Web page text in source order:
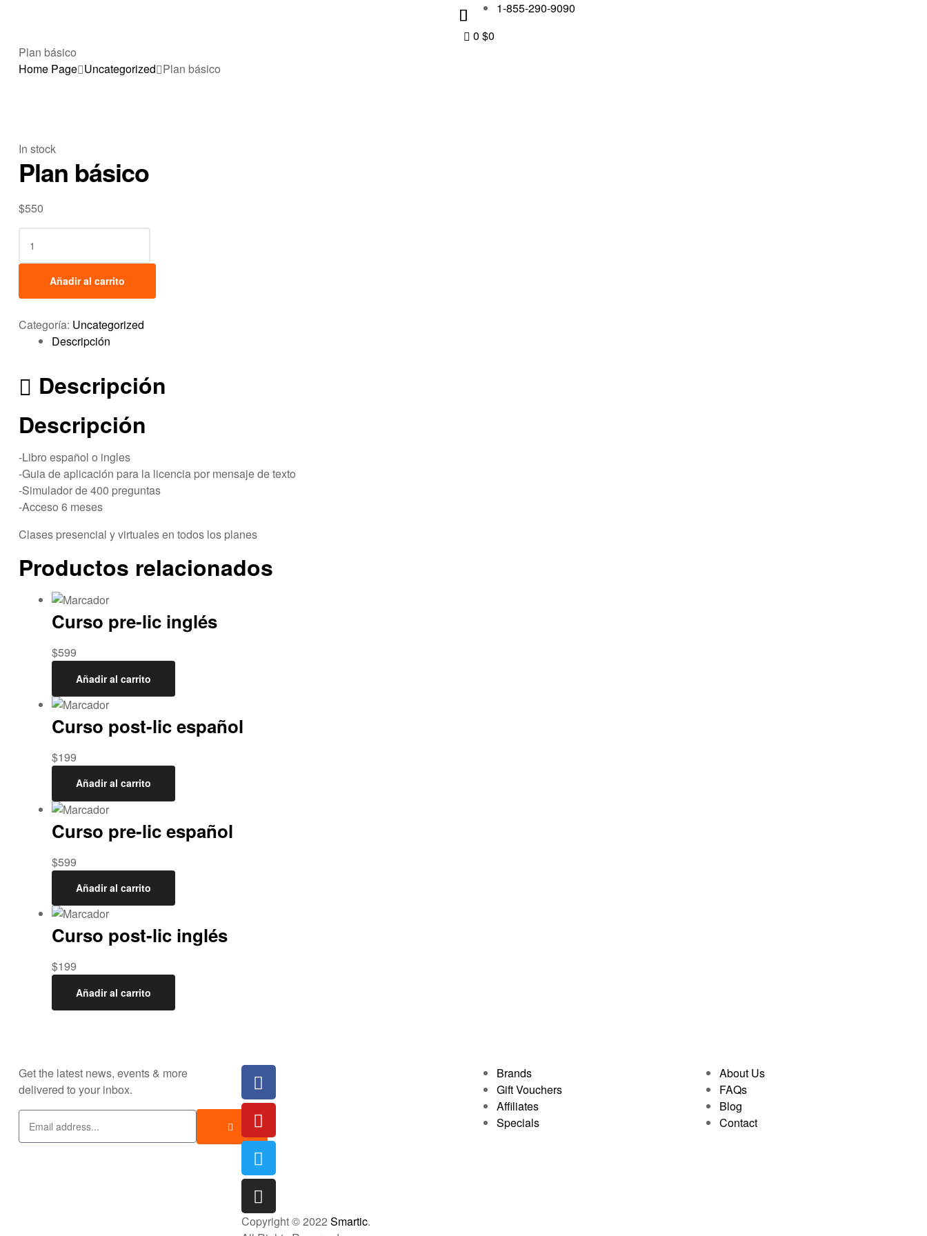
1-855-290-9090
0 $0
Plan básico
Home Page Uncategorized Plan básico
In stock
Plan básico
$550
Añadir al carrito
Categoría: Uncategorized
Descripción
Descripción
Descripción
-Libro español o ingles
-Guia de aplicación para la licencia por mensaje de texto
-Simulador de 400 preguntas
-Acceso 6 meses
Clases presencial y virtuales en todos los planes
Productos relacionados
Curso pre-lic inglés
$599
Añadir al carrito
Curso post-lic español
$199
Añadir al carrito
Curso pre-lic español
$599
Añadir al carrito
Curso post-lic inglés
$199
Añadir al carrito
Get the latest news, events & more
delivered to your inbox.
Copyright © 2022 Smartic.
Brands
Gift Vouchers
Affiliates
Specials
About Us
FAQs
Blog
Contact